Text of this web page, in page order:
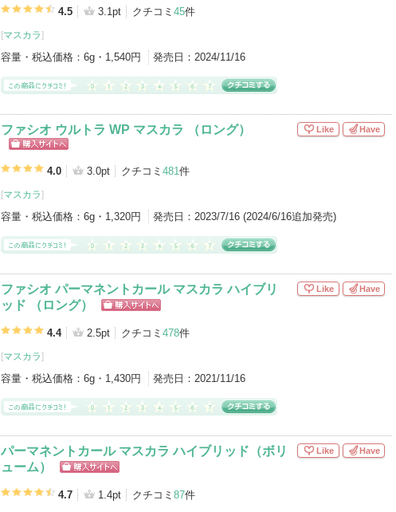
4.5 3.1pt クチコミ 45件
[マスカラ]
容量・税込価格： 6g・1,540円 発売日： 2024/11/16
ファシオ ウルトラ WP マスカラ （ロング）
グサイトへ
4.0 3.0pt クチコミ 481件
[マスカラ]
容量・税込価格： 6g・1,320円 発売日： 2023/7/16 (2024/6/16追加発売)
Like Have
ファシオ パーマネントカール マスカラ ハイブリ
ッド （ロング）
グサイトへ
4.4 2.5pt クチコミ 478件
[マスカラ]
容量・税込価格： 6g・1,430円 発売日： 2021/11/16
Like Have
パーマネントカール マスカラ ハイブリッド（ボリ
ューム）
グサイトへ
4.7 1.4pt クチコミ 87件
Like Have